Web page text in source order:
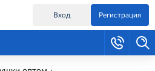
Вход Регистрация